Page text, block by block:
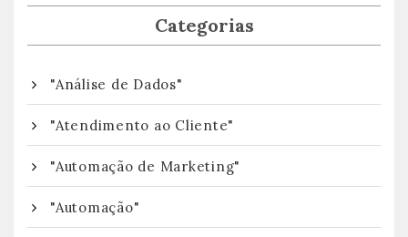
Categorias
"Análise de Dados"
"Atendimento ao Cliente"
"Automação de Marketing"
"Automação"